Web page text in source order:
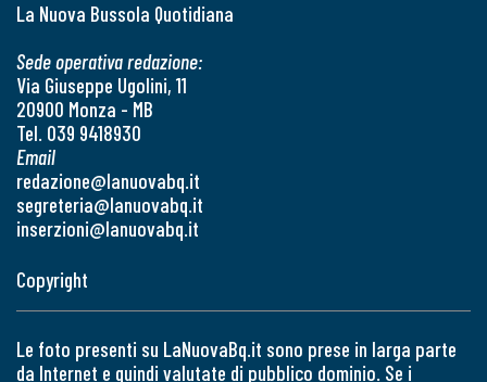
La Nuova Bussola Quotidiana
Sede operativa redazione:
Via Giuseppe Ugolini, 11
20900 Monza - MB
Tel. 039 9418930
Email
redazione@lanuovabq.it
segreteria@lanuovabq.it
inserzioni@lanuovabq.it
Copyright
Le foto presenti su LaNuovaBq.it sono prese in larga parte
da Internet e quindi valutate di pubblico dominio. Se i